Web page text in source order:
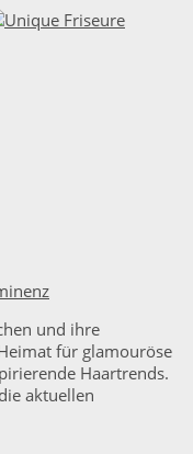
und ihre
für glamouröse
Haartrends.
aktuellen